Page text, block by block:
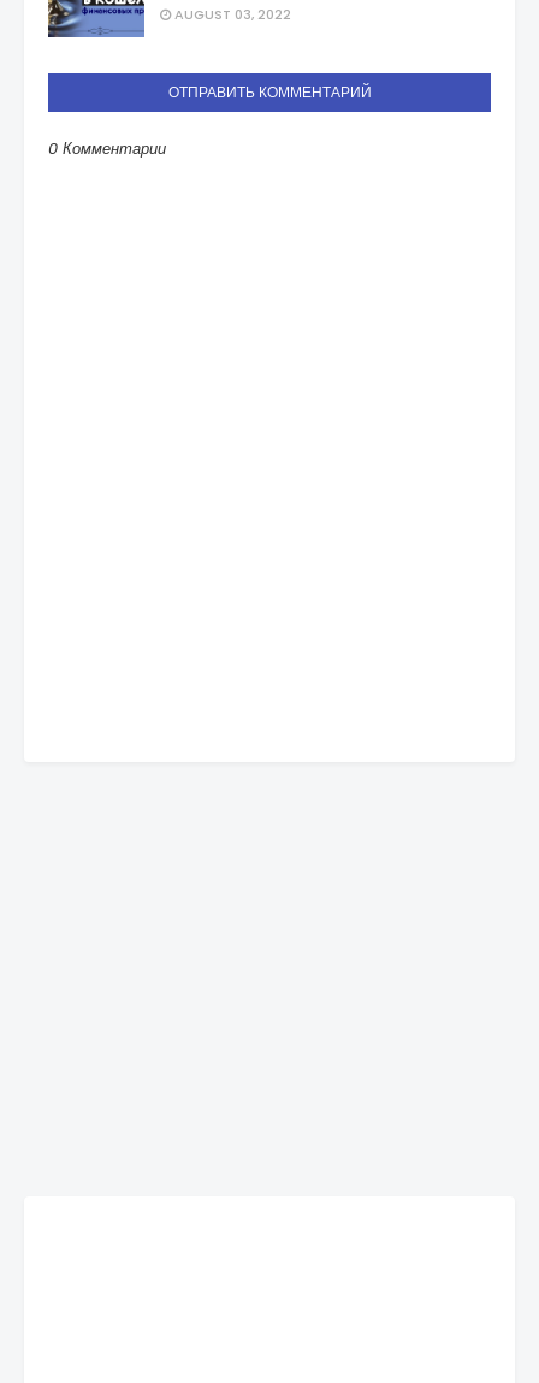
AUGUST 03, 2022
ОТПРАВИТЬ КОММЕНТАРИЙ
0 Комментарии